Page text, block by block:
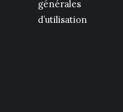
générales
d’utilisation